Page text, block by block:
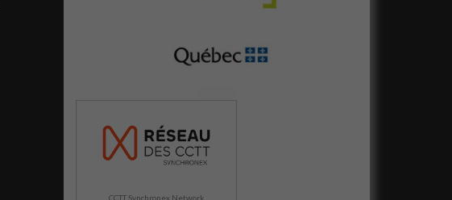
CCTT Synchronex Network